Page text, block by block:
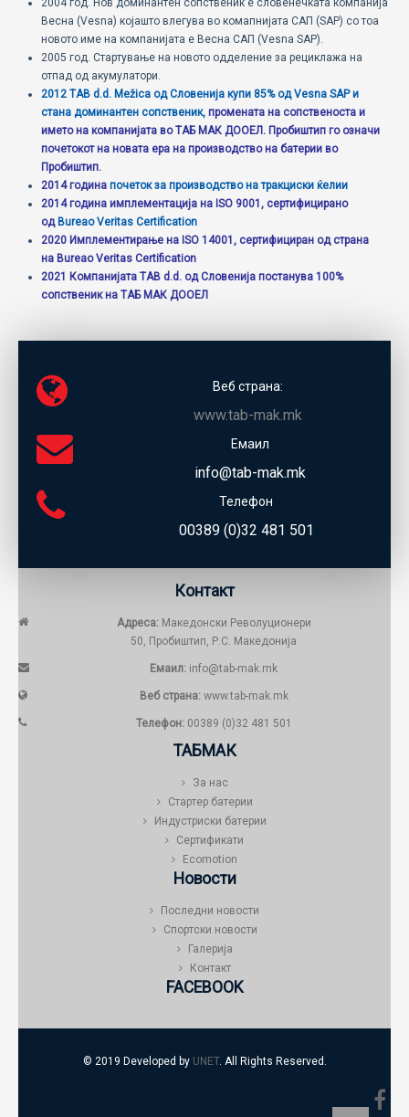
ЗА НАС
ГАЛЕРИЈА
КОНТАКТ
2004 год. Нов доминантен сопственик е словенечката компанија
Весна (Vesna) којашто влегува во комапнијата САП (SAP) со тоа
новото име на компанијата е Весна САП (Vesna SAP).
2005 год. Стартување на новото одделение за рециклажа на
отпад од акумулатори.
2012 TAB d.d. Mežica од Словенија купи 85% од Vesna SAP и
стана доминантен сопственик, промената на сопственоста и
името на компанијата во ТАБ МАК ДООЕЛ. Пробиштип го означи
почетокот на новата ера на производство на батерии во
Пробиштип.
2014 година почеток за производство на тракциски ќелии
2014 година имплементација на ISO 9001, сертифицирано
од Bureao Veritas Certification
2020 Имплементирање на ISO 14001, сертифициран од страна
на Bureao Veritas Certification
2021 Компанијата TAB d.d. од Словенија постанува 100%
сопственик на ТАБ МАК ДООЕЛ
Веб страна:
www.tab-mak.mk
Емаил
info@tab-mak.mk
Телефон
00389 (0)32 481 501
Контакт
Адреса:Македонски Револуционери
50, Пробиштип, Р.С. Македонија
Емаил: info@tab-mak.mk
Веб страна: www.tab-mak.mk
Телефон:00389 (0)32 481 501
ТАБМАК
За нас
Стартер батерии
Индустриски батерии
Сертификати
Ecomotion
Новости
Последни новости
Спортски новости
Галерија
Контакт
FACEBOOK
© 2019 Developed by UNET. All Rights Reserved.